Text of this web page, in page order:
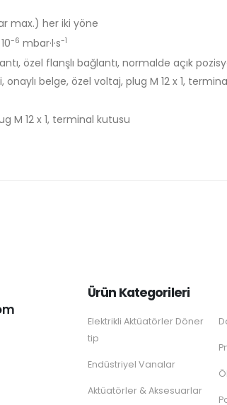
max.) her iki yöne
-6 mbar·l·s-1
özel flanşlı bağlantı, normalde açık
belge, özel voltaj, plug M 12 x 1,
M 12 x 1, terminal kutusu
Ürün Kategorileri
Elektrikli Aktüatörler Döner
tip
Endüstriyel Vanalar
Aktüatörler & Aksesuarlar